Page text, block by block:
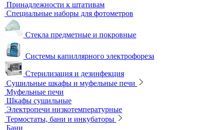
Оборудование для перемешивания
Ареометры
Калибровочные расстворы и реагенты
Комплектующие для КФК
Принадлежности к штативам
Специальные наборы для фотометров